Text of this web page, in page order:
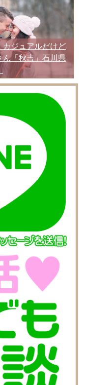
カジュアルだけど
「秋吉」石川県